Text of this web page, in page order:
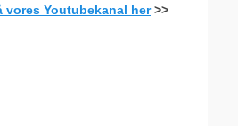
vores Youtubekanal her>>